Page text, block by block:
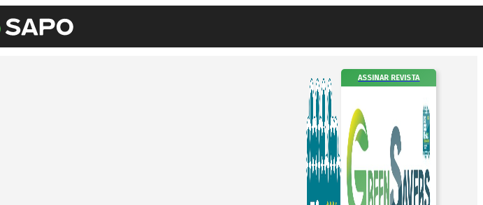
ASSINAR REVISTA